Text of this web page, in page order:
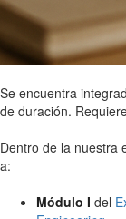
Se encuentra
de duración.
Dentro de la nuestra
a:
Módulo I del